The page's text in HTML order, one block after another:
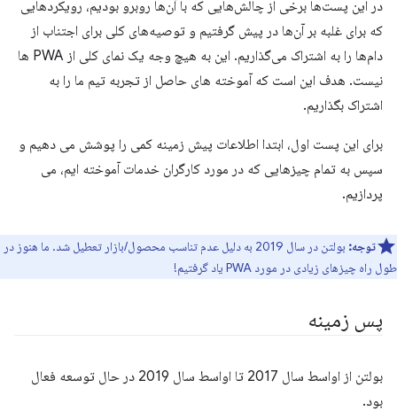
در این پست‌ها برخی از چالش‌هایی که با آن‌ها روبرو بودیم، رویکردهایی
که برای غلبه بر آن‌ها در پیش گرفتیم و توصیه‌های کلی برای اجتناب از
دام‌ها را به اشتراک می‌گذاریم. این به هیچ وجه یک نمای کلی از PWA ها
نیست. هدف این است که آموخته های حاصل از تجربه تیم ما را به
اشتراک بگذاریم.
برای این پست اول، ابتدا اطلاعات پیش زمینه کمی را پوشش می دهیم و
سپس به تمام چیزهایی که در مورد کارگران خدمات آموخته ایم، می
پردازیم.
توجه:
بولتن در سال 2019 به دلیل عدم تناسب محصول/بازار تعطیل شد. ما هنوز در
طول راه چیزهای زیادی در مورد PWA یاد گرفتیم!
پس زمینه
بولتن از اواسط سال 2017 تا اواسط سال 2019 در حال توسعه فعال
بود.